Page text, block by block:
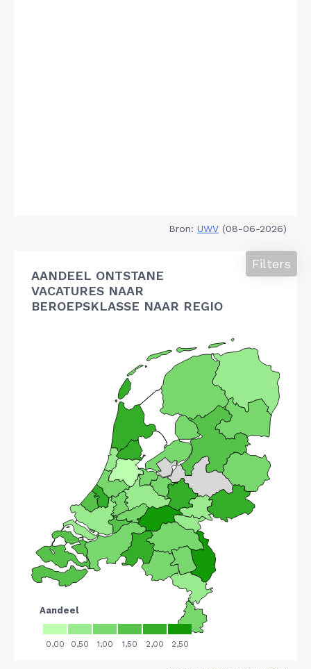
Bron: UWV (08-06-2026)
AANDEEL ONTSTANE
VACATURES NAAR
BEROEPSKLASSE NAAR REGIO
Filters